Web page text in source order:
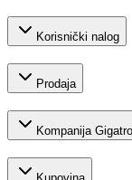
Korisnički nalog
Prodaja
Kompanija